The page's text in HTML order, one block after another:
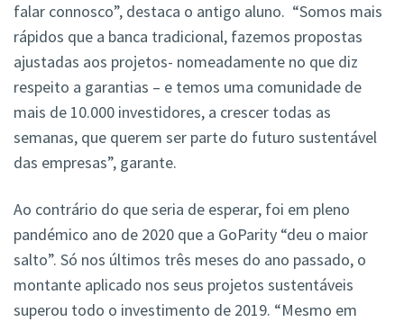
falar connosco”, destaca o antigo aluno. “Somos mais
rápidos que a banca tradicional, fazemos propostas
ajustadas aos projetos- nomeadamente no que diz
respeito a garantias – e temos uma comunidade de
mais de 10.000 investidores, a crescer todas as
semanas, que querem ser parte do futuro sustentável
das empresas”, garante.
Ao contrário do que seria de esperar, foi em pleno
pandémico ano de 2020 que a GoParity “deu o maior
salto”. Só nos últimos três meses do ano passado, o
montante aplicado nos seus projetos sustentáveis
superou todo o investimento de 2019. “Mesmo em